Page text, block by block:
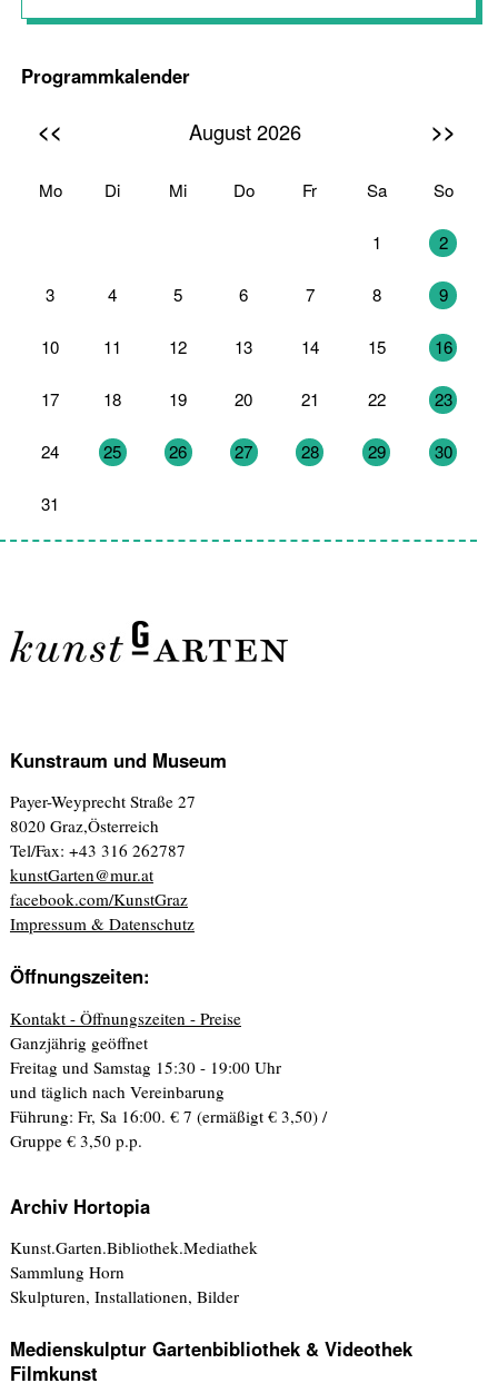
Programmkalender
<< August 2026 >>
Mo Di Mi Do Fr Sa So
1 2
3 4 5 6 7 8 9
10 11 12 13 14 15 16
17 18 19 20 21 22 23
24 25 26 27 28 29 30
31
Kunstraum und Museum
Payer-Weyprecht Straße 27
8020 Graz,Österreich
Tel/Fax: +43 316 262787
kunstGarten@mur.at
facebook.com/KunstGraz
Impressum & Datenschutz
Öffnungszeiten:
Kontakt - Öffnungszeiten - Preise
Ganzjährig geöffnet
Freitag und Samstag 15:30 - 19:00 Uhr
und täglich nach Vereinbarung
Führung: Fr, Sa 16:00. € 7 (ermäßigt € 3,50) /
Gruppe € 3,50 p.p.
Archiv Hortopia
Kunst.Garten.Bibliothek.Mediathek
Sammlung Horn
Skulpturen, Installationen, Bilder
Medienskulptur Gartenbibliothek & Videothek
Filmkunst